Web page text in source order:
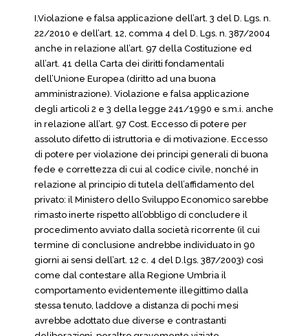
I.Violazione e falsa applicazione dell’art. 3 del D. Lgs. n.
22/2010 e dell’art. 12, comma 4 del D. Lgs. n. 387/2004
anche in relazione all’art. 97 della Costituzione ed
all’art. 41 della Carta dei diritti fondamentali
dell’Unione Europea (diritto ad una buona
amministrazione). Violazione e falsa applicazione
degli articoli 2 e 3 della legge 241/1990 e s.m.i. anche
in relazione all’art. 97 Cost. Eccesso di potere per
assoluto difetto di istruttoria e di motivazione. Eccesso
di potere per violazione dei principi generali di buona
fede e correttezza di cui al codice civile, nonché in
relazione al principio di tutela dell’affidamento del
privato: il Ministero dello Sviluppo Economico sarebbe
rimasto inerte rispetto all’obbligo di concludere il
procedimento avviato dalla società ricorrente (il cui
termine di conclusione andrebbe individuato in 90
giorni ai sensi dell’art. 12 c. 4 del D.lgs. 387/2003) così
come dal contestare alla Regione Umbria il
comportamento evidentemente illegittimo dalla
stessa tenuto, laddove a distanza di pochi mesi
avrebbe adottato due diverse e contrastanti